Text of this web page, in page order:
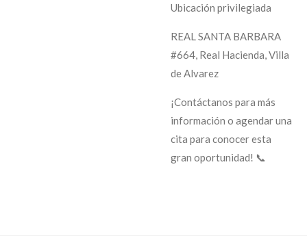
Ubicación privilegiada
REAL SANTA BARBARA
#664, Real Hacienda, Villa
de Alvarez
¡Contáctanos para más
información o agendar una
cita para conocer esta
gran oportunidad! 📞